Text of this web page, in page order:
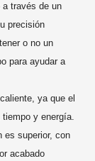
través de un
precisión
o no un
para ayudar a
ya que el
y energía.
es superior, con
acabado